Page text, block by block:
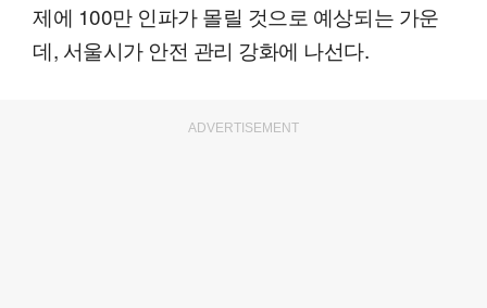
제에 100만 인파가 몰릴 것으로 예상되는 가운
데, 서울시가 안전 관리 강화에 나선다.
ADVERTISEMENT